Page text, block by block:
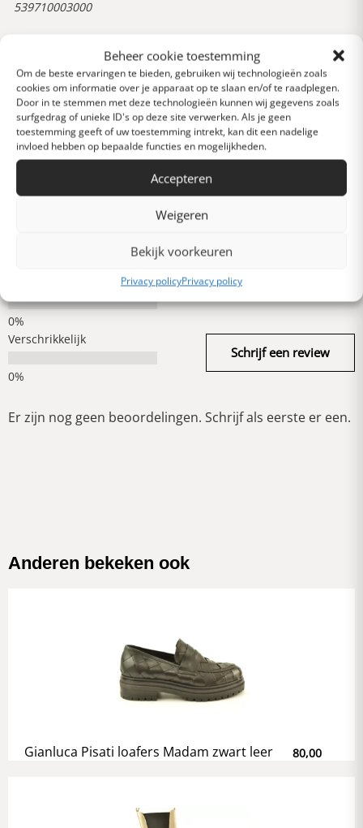
Beheer cookie toestemming
Om de beste ervaringen te bieden, gebruiken wij technologieën zoals
cookies om informatie over je apparaat op te slaan en/of te raadplegen.
Door in te stemmen met deze technologieën kunnen wij gegevens zoals
surfgedrag of unieke ID's op deze site verwerken. Als je geen
toestemming geeft of uw toestemming intrekt, kan dit een nadelige
invloed hebben op bepaalde functies en mogelijkheden.
Accepteren
Weigeren
Bekijk voorkeuren
Privacy policyPrivacy policy
539710003000
Reviews
0 van 5 sterren (op
basis van 0 reviews)
Uitstekend
Verschrikkelijk
Schrijf een review
Er zijn nog geen beoordelingen. Schrijf als eerste er een.
Anderen bekeken ook
Gianluca Pisati loafers Madam zwart leer 80,00